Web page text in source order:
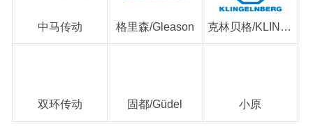
中马传动 格里森/Gleason 克林贝格/KLINGELNBERG
双环传动 固都/Güdel 小原